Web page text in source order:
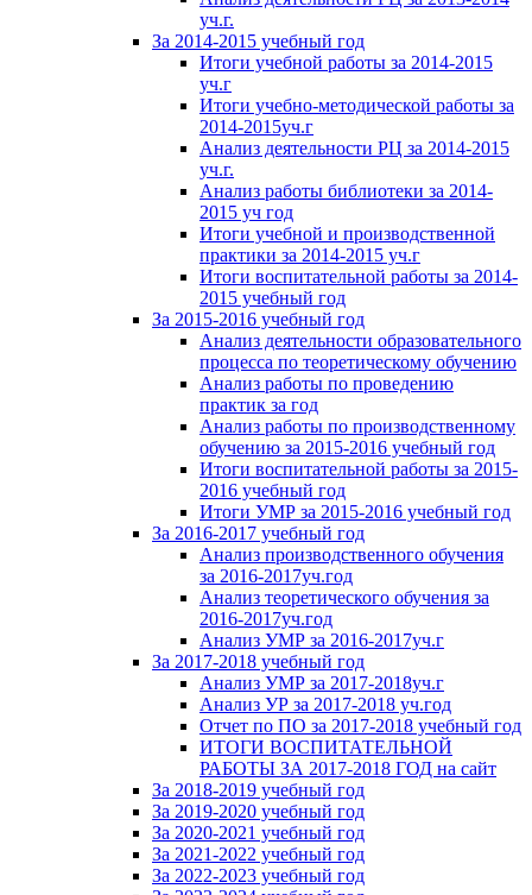
уч.г.
За 2014-2015 учебный год
Итоги учебной работы за 2014-2015
уч.г
Итоги учебно-методической работы за
2014-2015уч.г
Анализ деятельности РЦ за 2014-2015
уч.г.
Анализ работы библиотеки за 2014-
2015 уч год
Итоги учебной и производственной
практики за 2014-2015 уч.г
Итоги воспитательной работы за 2014-
2015 учебный год
За 2015-2016 учебный год
Анализ деятельности образовательного
процесса по теоретическому обучению
Анализ работы по проведению
практик за год
Анализ работы по производственному
обучению за 2015-2016 учебный год
Итоги воспитательной работы за 2015-
2016 учебный год
Итоги УМР за 2015-2016 учебный год
За 2016-2017 учебный год
Анализ производственного обучения
за 2016-2017уч.год
Анализ теоретического обучения за
2016-2017уч.год
Анализ УМР за 2016-2017уч.г
За 2017-2018 учебный год
Анализ УМР за 2017-2018уч.г
Анализ УР за 2017-2018 уч.год
Отчет по ПО за 2017-2018 учебный год
ИТОГИ ВОСПИТАТЕЛЬНОЙ
РАБОТЫ ЗА 2017-2018 ГОД на сайт
За 2018-2019 учебный год
За 2019-2020 учебный год
За 2020-2021 учебный год
За 2021-2022 учебный год
За 2022-2023 учебный год